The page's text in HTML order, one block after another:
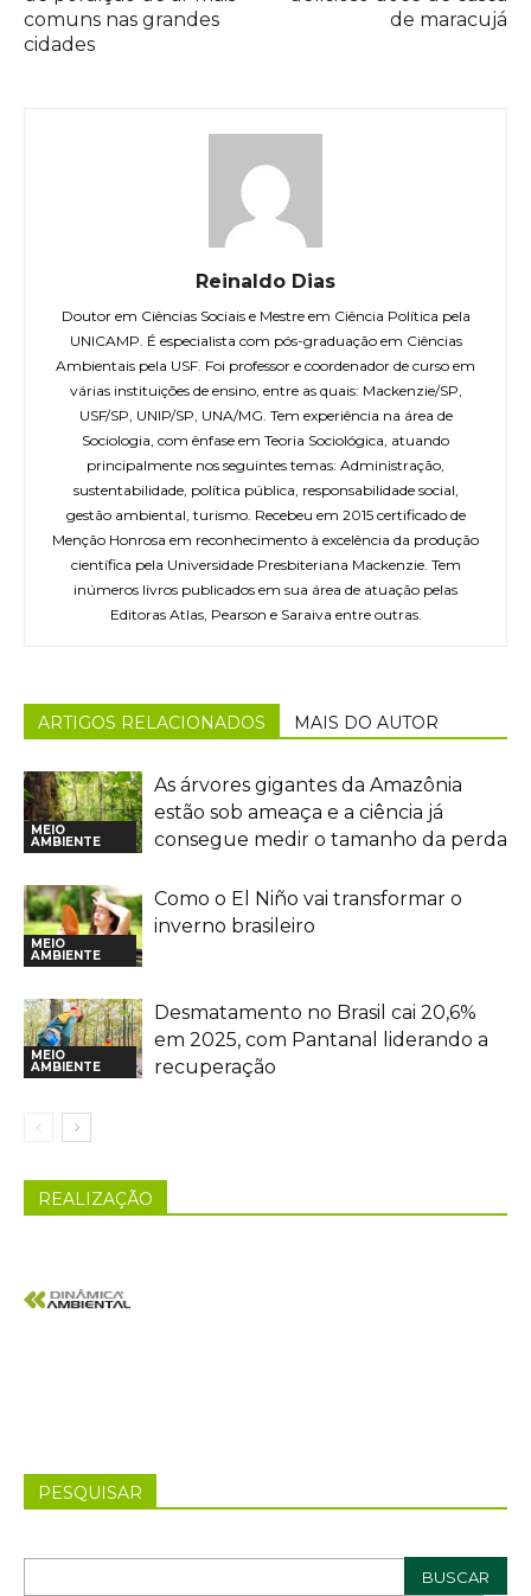
comuns nas grandes
cidades
de maracujá
Reinaldo Dias
Doutor em Ciências Sociais e Mestre em Ciência Política pela
UNICAMP. É especialista com pós-graduação em Ciências
Ambientais pela USF. Foi professor e coordenador de curso em
várias instituições de ensino, entre as quais: Mackenzie/SP,
USF/SP, UNIP/SP, UNA/MG. Tem experiência na área de
Sociologia, com ênfase em Teoria Sociológica, atuando
principalmente nos seguintes temas: Administração,
sustentabilidade, política pública, responsabilidade social,
gestão ambiental, turismo. Recebeu em 2015 certificado de
Menção Honrosa em reconhecimento à excelência da produção
científica pela Universidade Presbiteriana Mackenzie. Tem
inúmeros livros publicados em sua área de atuação pelas
Editoras Atlas, Pearson e Saraiva entre outras.
ARTIGOS RELACIONADOS MAIS DO AUTOR
MEIO
AMBIENTE
As árvores gigantes da Amazônia
estão sob ameaça e a ciência já
consegue medir o tamanho da perda
MEIO
AMBIENTE
Como o El Niño vai transformar o
inverno brasileiro
MEIO
AMBIENTE
Desmatamento no Brasil cai 20,6%
em 2025, com Pantanal liderando a
recuperação
REALIZAÇÃO
PESQUISAR